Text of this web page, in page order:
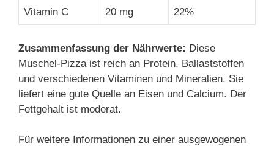
Vitamin C 20 mg 22%
Zusammenfassung der Nährwerte: Diese
Muschel-Pizza ist reich an Protein, Ballaststoffen
und verschiedenen Vitaminen und Mineralien. Sie
liefert eine gute Quelle an Eisen und Calcium. Der
Fettgehalt ist moderat.
Für weitere Informationen zu einer ausgewogenen